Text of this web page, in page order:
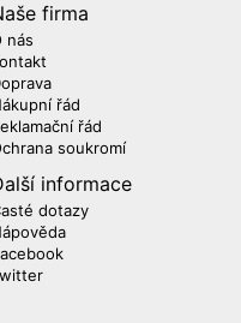
firma
nás
řád
řád
soukromí
informace
dotazy